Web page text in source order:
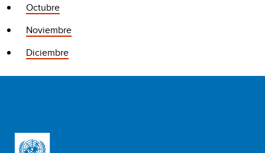
Octubre
Noviembre
Diciembre